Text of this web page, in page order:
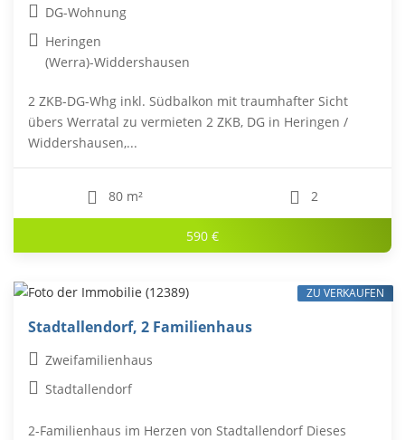
DG-Wohnung
Heringen
(Werra)-Widdershausen
2 ZKB-DG-Whg inkl. Südbalkon mit traumhafter Sicht
übers Werratal zu vermieten 2 ZKB, DG in Heringen /
Widdershausen,...
80 m² 2
590 €
Stadtallendorf, 2 Familienhaus
Zweifamilienhaus
Stadtallendorf
2-Familienhaus im Herzen von Stadtallendorf Dieses
ZU VERKAUFEN